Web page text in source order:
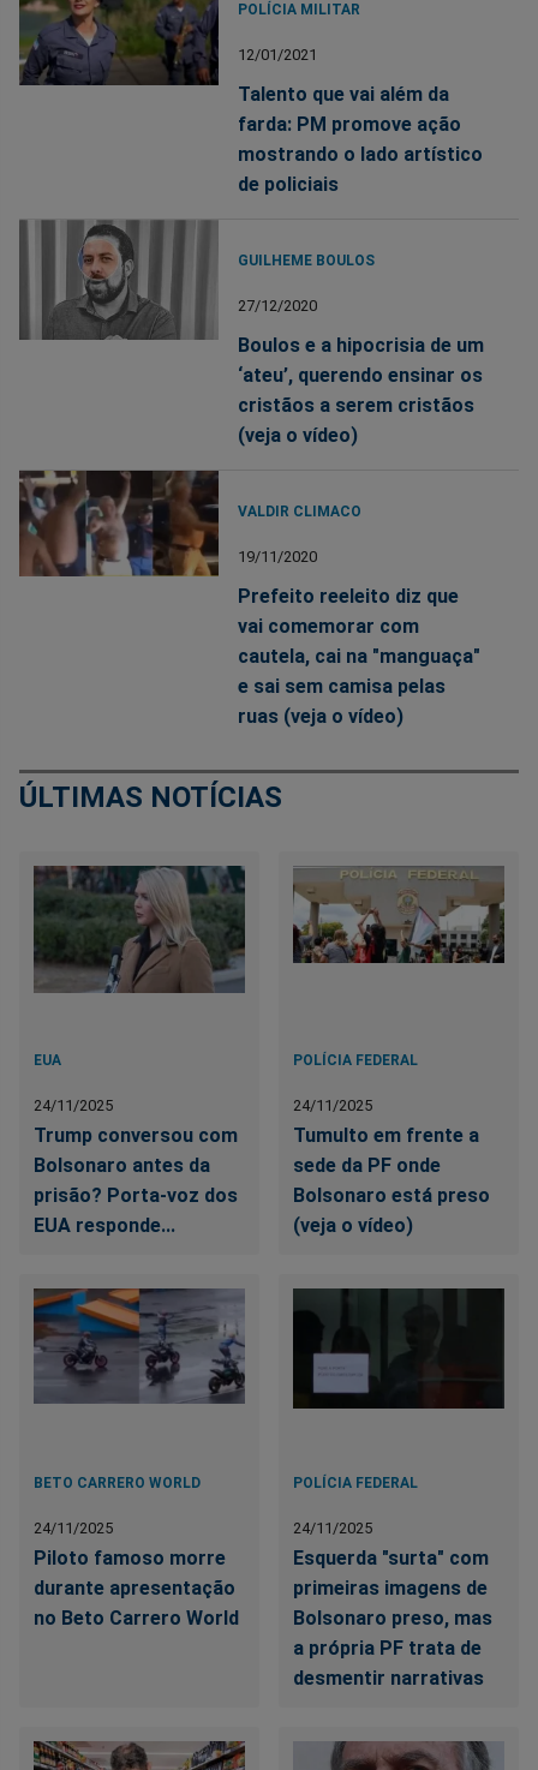
POLÍCIA MILITAR
12/01/2021
Talento que vai além da
farda: PM promove ação
mostrando o lado artístico
de policiais
GUILHEME BOULOS
27/12/2020
Boulos e a hipocrisia de um
‘ateu’, querendo ensinar os
cristãos a serem cristãos
(veja o vídeo)
VALDIR CLIMACO
19/11/2020
Prefeito reeleito diz que
vai comemorar com
cautela, cai na "manguaça"
e sai sem camisa pelas
ruas (veja o vídeo)
ÚLTIMAS NOTÍCIAS
EUA
24/11/2025
Trump conversou com
Bolsonaro antes da
prisão? Porta-voz dos
EUA responde...
POLÍCIA FEDERAL
24/11/2025
Tumulto em frente a
sede da PF onde
Bolsonaro está preso
(veja o vídeo)
BETO CARRERO WORLD
24/11/2025
Piloto famoso morre
durante apresentação
no Beto Carrero World
POLÍCIA FEDERAL
24/11/2025
Esquerda "surta" com
primeiras imagens de
Bolsonaro preso, mas
a própria PF trata de
desmentir narrativas